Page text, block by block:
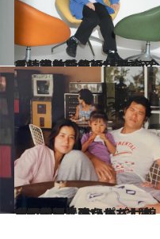
2024.5.25
【続きを読む】「Aマッソは意外な依頼が来てこそ」求められる“Aマッソらしさ”にとことん向き合う、加納愛子の仕事論
カルチャー
2023.4.3
「人前では強いかもしれないけど、 おうちではシャイで不器用なパパ」 娘が明かす、アントニオ猪木の素顔
ライフスタイル